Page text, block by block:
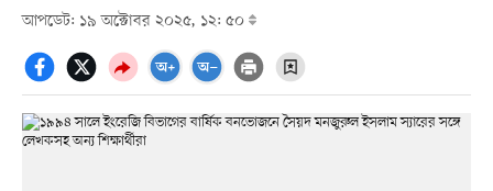
আপডেট: ১৯ অক্টোবর ২০২৫, ১২: ৫০